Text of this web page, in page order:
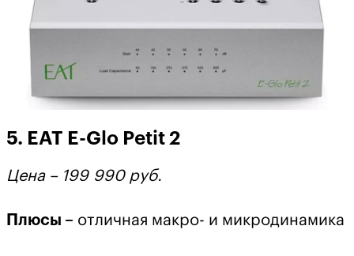
5. EAT E-Glo Petit 2
Цена – 199 990 руб.
Плюсы – отличная макро- и микродинамика